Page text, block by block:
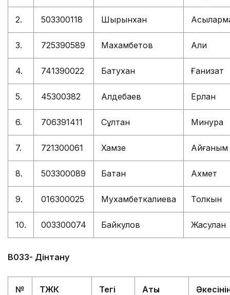
2. 503300118 Шырынхан
3. 725390589 Махамбетов Али
4. 741390022 Батухан Ғанизат
5. 45300382 Алдебаев Ерлан
6. 706391411 Сұлтан Минура
7. 721300061 Хамзе Айғаным
8. 503300089 Батан Ахмет
9. 016300025 Мухамбеткалиева Толкын
10. 003300074 Байкулов Жасулан
В033- Дінтану
№ ТЖК Тегі Аты